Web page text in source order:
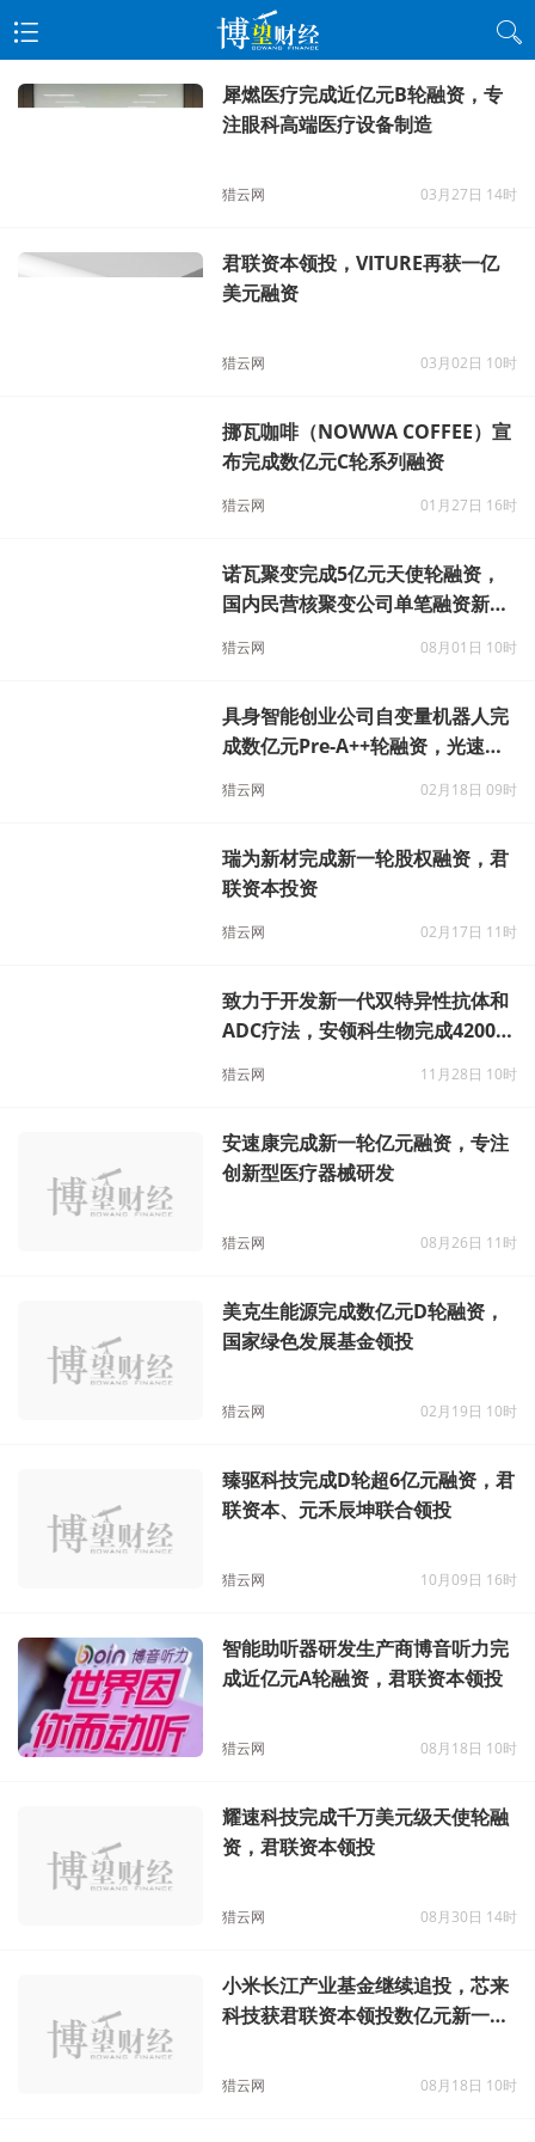
犀燃医疗完成近亿元B轮融资，专
注眼科高端医疗设备制造
猎云网 03月27日 14时
君联资本领投，VITURE再获一亿
美元融资
猎云网 03月02日 10时
挪瓦咖啡（NOWWA COFFEE）宣
布完成数亿元C轮系列融资
猎云网 01月27日 16时
诺瓦聚变完成5亿元天使轮融资，
国内民营核聚变公司单笔融资新
猎云网 08月01日 10时
具身智能创业公司自变量机器人完
成数亿元Pre-A++轮融资，光速光
猎云网 02月18日 09时
瑞为新材完成新一轮股权融资，君
联资本投资
猎云网 02月17日 11时
致力于开发新一代双特异性抗体和
ADC疗法，安领科生物完成4200万
猎云网 11月28日 10时
安速康完成新一轮亿元融资，专注
创新型医疗器械研发
猎云网 08月26日 11时
美克生能源完成数亿元D轮融资，
国家绿色发展基金领投
猎云网 02月19日 10时
臻驱科技完成D轮超6亿元融资，君
联资本、元禾辰坤联合领投
猎云网 10月09日 16时
智能助听器研发生产商博音听力完
成近亿元A轮融资，君联资本领投
猎云网 08月18日 10时
耀速科技完成千万美元级天使轮融
资，君联资本领投
猎云网 08月30日 14时
小米长江产业基金继续追投，芯来
科技获君联资本领投数亿元新一轮
猎云网 08月18日 10时